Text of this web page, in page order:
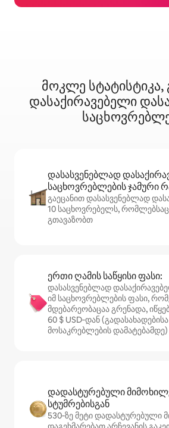
მოკლე სტატისტიკა,
დასაქირავებელი
დასასვენებლად
საცხოვრებლების ჯამური
გაეცანით დასასვენებლად
10 საცხოვრებელს,
გთავაზობთ
ერთი ღამის საწყისი ფასი:
დასასვენებლად
იმ საცხოვრებლების ფასი,
მდებარეობაცაა გრენადა,
60 $ USD‑დან
მოსაკრებლების დამატებამდე)
დადასტურებული
სტუმრებისგან
530‑ზე მეტი დადასტურებული